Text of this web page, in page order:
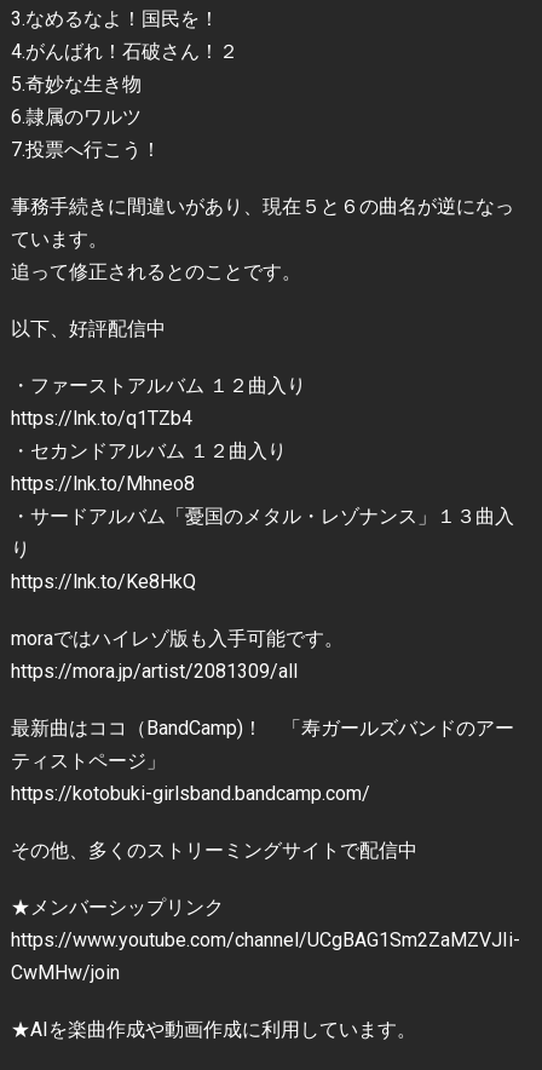
3.なめるなよ！国民を！
4.がんばれ！石破さん！２
5.奇妙な生き物
6.隷属のワルツ
7.投票へ行こう！
事務手続きに間違いがあり、現在５と６の曲名が逆になっ
ています。
追って修正されるとのことです。
以下、好評配信中
・ファーストアルバム １２曲入り
https://lnk.to/q1TZb4
・セカンドアルバム １２曲入り
https://lnk.to/Mhneo8
・サードアルバム「憂国のメタル・レゾナンス」１３曲入
り
https://lnk.to/Ke8HkQ
moraではハイレゾ版も入手可能です。
https://mora.jp/artist/2081309/all
最新曲はココ（BandCamp)！ 「寿ガールズバンドのアー
ティストページ」
https://kotobuki-girlsband.bandcamp.com/
その他、多くのストリーミングサイトで配信中
★メンバーシップリンク
https://www.youtube.com/channel/UCgBAG1Sm2ZaMZVJIi-
CwMHw/join
★AIを楽曲作成や動画作成に利用しています。